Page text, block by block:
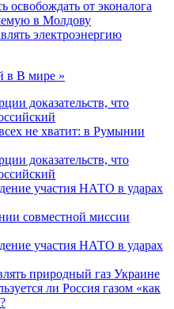
электроэнергию
в В мире »
доказательств, что
доказательств, что
участия НАТО в ударах
участия НАТО в ударах
природный газ Украине